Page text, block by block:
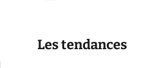
Les tendances